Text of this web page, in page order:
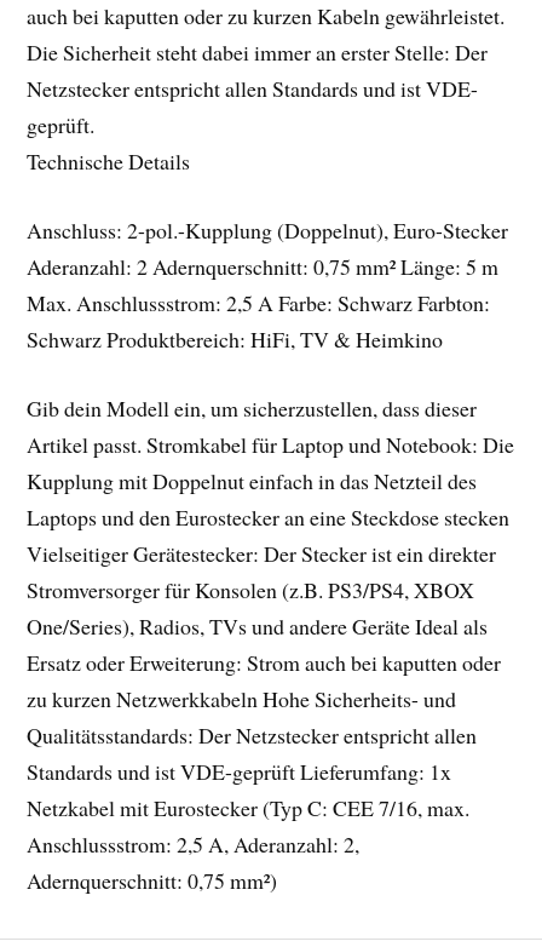
auch bei kaputten oder zu kurzen Kabeln gewährleistet.
Die Sicherheit steht dabei immer an erster Stelle: Der
Netzstecker entspricht allen Standards und ist VDE-
geprüft.
Technische Details
Anschluss: 2-pol.-Kupplung (Doppelnut), Euro-Stecker
Aderanzahl: 2 Adernquerschnitt: 0,75 mm² Länge: 5 m
Max. Anschlussstrom: 2,5 A Farbe: Schwarz Farbton:
Schwarz Produktbereich: HiFi, TV & Heimkino
Gib dein Modell ein, um sicherzustellen, dass dieser
Artikel passt. Stromkabel für Laptop und Notebook: Die
Kupplung mit Doppelnut einfach in das Netzteil des
Laptops und den Eurostecker an eine Steckdose stecken
Vielseitiger Gerätestecker: Der Stecker ist ein direkter
Stromversorger für Konsolen (z.B. PS3/PS4, XBOX
One/Series), Radios, TVs und andere Geräte Ideal als
Ersatz oder Erweiterung: Strom auch bei kaputten oder
zu kurzen Netzwerkkabeln Hohe Sicherheits- und
Qualitätsstandards: Der Netzstecker entspricht allen
Standards und ist VDE-geprüft Lieferumfang: 1x
Netzkabel mit Eurostecker (Typ C: CEE 7/16, max.
Anschlussstrom: 2,5 A, Aderanzahl: 2,
Adernquerschnitt: 0,75 mm²)